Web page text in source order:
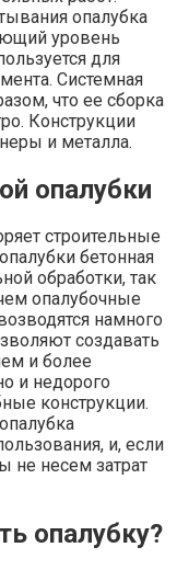
опалубка
уровень
для
Системная
что ее сборка
Конструкции
и металла.
опалубки
строительные
бетонная
обработки, так
опалубочные
намного
создавать
и более
и недорого
конструкции.
и, если
не несем затрат
опалубку?